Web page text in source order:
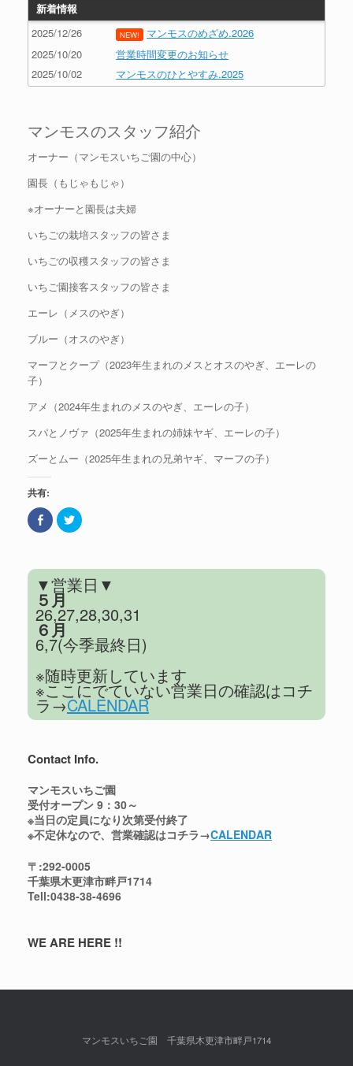
新着情報
2025/12/26
NEW!
マンモスのめざめ.2026
2025/10/20
営業時間変更のお知らせ
2025/10/02
マンモスのひとやすみ.2025
マンモスのスタッフ紹介
オーナー（マンモスいちご園の中心）
園長（もじゃもじゃ）
※オーナーと園長は夫婦
いちごの栽培スタッフの皆さま
いちごの収穫スタッフの皆さま
いちご園接客スタッフの皆さま
エーレ（メスのやぎ）
ブルー（オスのやぎ）
マーフとクープ（2023年生まれのメスとオスのやぎ、エーレの
子）
アメ（2024年生まれのメスのやぎ、エーレの子）
スパとノヴァ（2025年生まれの姉妹ヤギ、エーレの子）
ズーとムー（2025年生まれの兄弟ヤギ、マーフの子）
共有:
F
a
k
で
共
有
(
新
し
い
ィ
ン
ド
ウ
で
)
ク
リ
T
w
i
e
で
共
(
新
し
い
ウ
ィ
で
開
す
)
▼営業日▼
５月
26,27,28,30,31
６月
6,7(今季最終日)
※随時更新しています
※ここにでていない営業日の確認はコチ
ラ→CALENDAR
Contact Info.
マンモスいちご園
受付オープン 9：30～
※当日の定員になり次第受付終了
※不定休なので、営業確認はコチラ→CALENDAR
〒:292-0005
千葉県木更津市畔戸1714
Tell:0438-38-4696
WE ARE HERE !!
マンモスいちご園 千葉県木更津市畔戸1714